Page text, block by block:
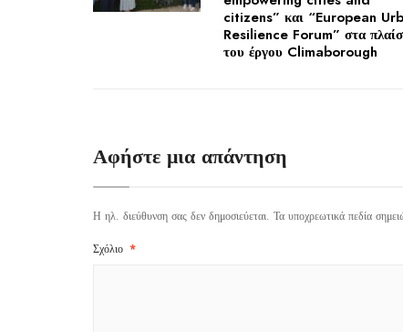
citizens” και “European
Resilience Forum” στα
του έργου Climaborough
Αφήστε μια απάντηση
Η ηλ. διεύθυνση σας δεν δημοσιεύεται. Τα υποχρεωτικά πεδία
Σχόλιο *